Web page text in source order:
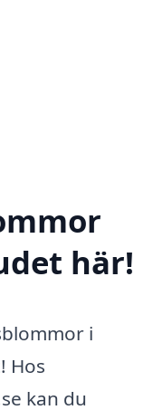
här!
i
Hos
kan du